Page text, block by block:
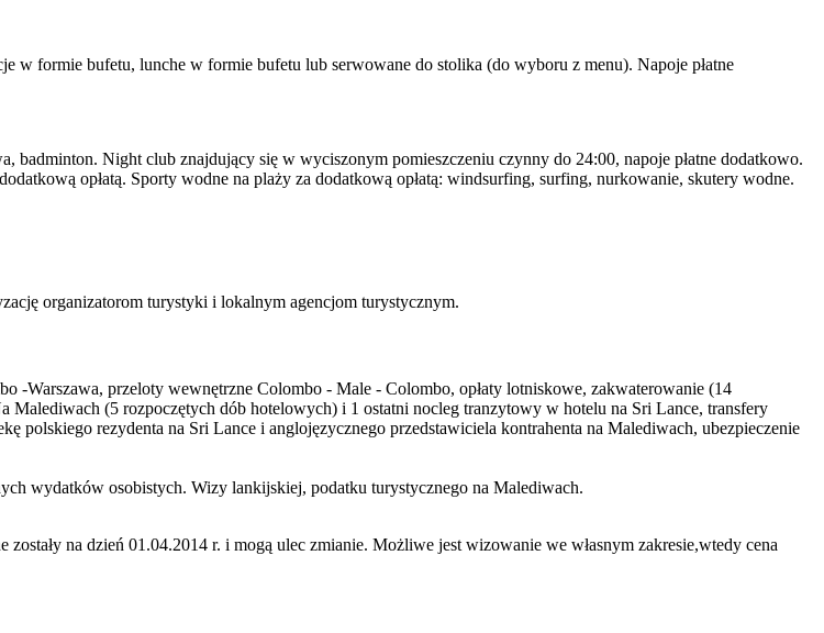
w formie bufetu, lunche w formie bufetu lub serwowane do stolika (do wyboru z menu). Napoje płatne
Night club znajdujący się w wyciszonym pomieszczeniu czynny do 24:00, napoje płatne dodatkowo.
opłatą. Sporty wodne na plaży za dodatkową opłatą: windsurfing, surfing, nurkowanie, skutery wodne.
organizatorom turystyki i lokalnym agencjom turystycznym.
-Warszawa, przeloty wewnętrzne Colombo - Male - Colombo, opłaty lotniskowe, zakwaterowanie (14
(5 rozpoczętych dób hotelowych) i 1 ostatni nocleg tranzytowy w hotelu na Sri Lance, transfery
rezydenta na Sri Lance i anglojęzycznego przedstawiciela kontrahenta na Malediwach, ubezpieczenie
wydatków osobistych. Wizy lankijskiej, podatku turystycznego na Malediwach.
na dzień 01.04.2014 r. i mogą ulec zmianie. Możliwe jest wizowanie we własnym zakresie,wtedy cena